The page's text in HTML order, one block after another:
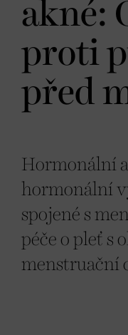
akné:
proti
před
Hormonální
hormonální
spojené s
péče o pleť s
menstruační